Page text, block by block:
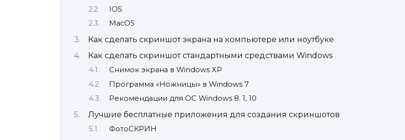
IOS
MacOS
Как сделать скриншот экрана на компьютере или ноутбуке
Как сделать скриншот стандартными средствами Windows
Снимок экрана в Windows XP
Программа «Ножницы» в Windows 7
Рекомендации для ОС Windows 8. 1, 10
Лучшие бесплатные приложения для создания скриншотов
ФотоСКРИН